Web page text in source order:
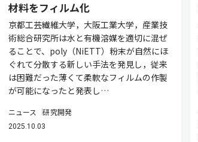
材料をフィルム化
京都工芸繊維大学，大阪工業大学，産業技
術総合研究所は水と有機溶媒を適切に混ぜ
ることで、poly（NiETT）粉末が自然にほ
ぐれて分散する新しい手法を発見し，従来
は困難だった薄くて柔軟なフィルムの作製
が可能になったと発表し…
ニュース 研究開発
2025.10.03